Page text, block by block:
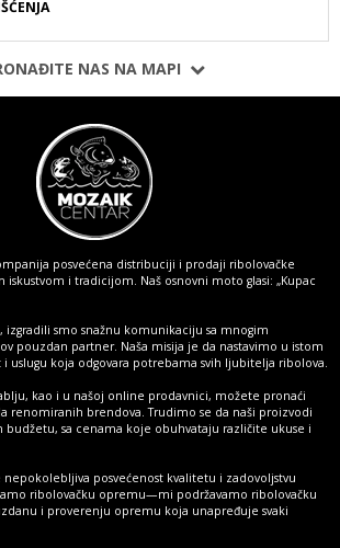
NAS NA MAPI
posvećena distribuciji i prodaji ribolovačke
iskustvom i tradicijom. Naš osnovni moto glasi: „Kupac
smo snažnu komunikaciju sa mnogim
pouzdan partner. Naša misija je da nastavimo u istom
uslugu koja odgovara potrebama svih ljubitelja ribolova.
kao i u našoj online prodavnici, možete pronaći
renomiranih brendova. Trudimo se da naši proizvodi
budžetu, sa cenama koje obuhvataju različite ukuse i
nepokolebljiva posvećenost kvalitetu i zadovoljstvu
ribolovačku opremu—mi podržavamo ribolovačku
i proverenju opremu koja unapređuje svaki